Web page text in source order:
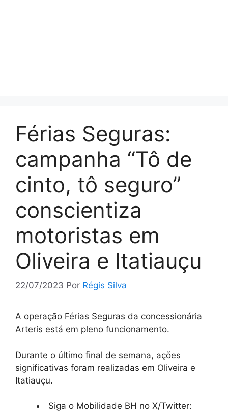
Férias Seguras:
campanha “Tô de
cinto, tô seguro”
conscientiza
motoristas em
Oliveira e Itatiauçu
22/07/2023 Por Régis Silva
A operação Férias Seguras da concessionária
Arteris está em pleno funcionamento.
Durante o último final de semana, ações
significativas foram realizadas em Oliveira e
Itatiauçu.
Siga o Mobilidade BH no X/Twitter: